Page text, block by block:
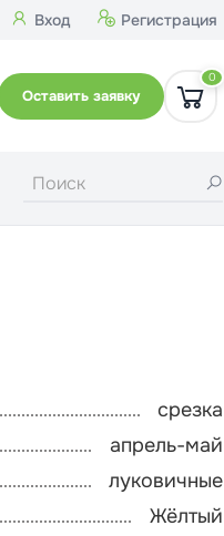
Вход Регистрация
Оставить заявку
0
срезка
апрель-май
луковичные
Жёлтый